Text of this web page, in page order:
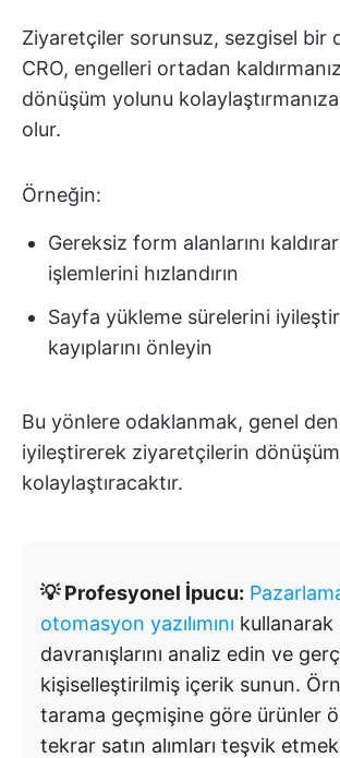
Ziyaretçiler sorunsuz, sezgisel bir
CRO, engelleri ortadan
dönüşüm yolunu kolaylaştırmanıza
olur.
Örneğin:
Gereksiz form alanlarını
işlemlerini hızlandırın
Sayfa yükleme sürelerini
kayıplarını önleyin
Bu yönlere odaklanmak, genel
iyileştirerek ziyaretçilerin
kolaylaştıracaktır.
💡 Profesyonel İpucu:
otomasyon yazılımını
davranışlarını analiz edin ve
kişiselleştirilmiş içerik sunun.
tarama geçmişine göre ürünler
tekrar satın alımları teşvik